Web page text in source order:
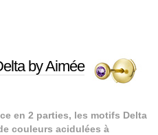
by Aimée
en 2 parties, les motifs Delta
couleurs acidulées à